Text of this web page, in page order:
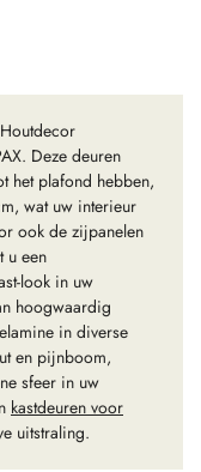
Deze deuren
het plafond hebben,
wat uw interieur
ook de zijpanelen
u een
look in uw
hoogwaardig
in diverse
en pijnboom,
sfeer in uw
kastdeuren voor
uitstraling.